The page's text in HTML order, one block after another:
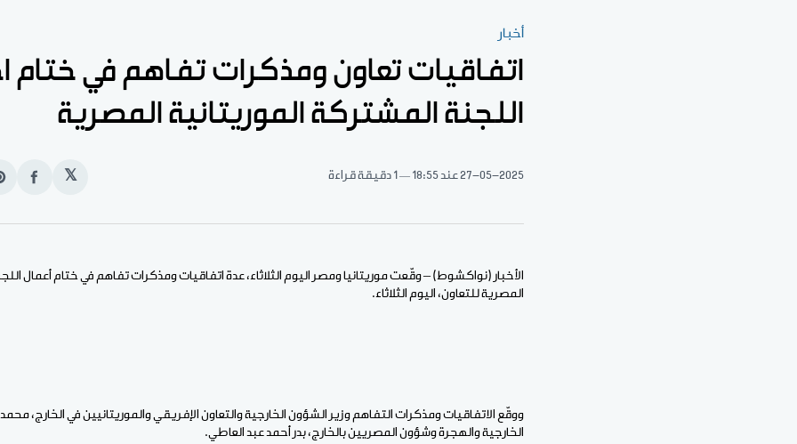
أخبار
اتفاقيات تعاون ومذكرات تفاهم في ختام
اللجنة المشتركة الموريتانية المصرية
27-05-2025عند 18:55 1 دقيقة قراءة 𝕏
انشر
الأخبار (نواكشوط) – وقّعت موريتانيا ومصر اليوم الثلاثاء، عدة اتفاقيات ومذكرات تفاهم في ختام أعمال
المصرية للتعاون، اليوم الثلاثاء.
ووقّع الاتفاقيات ومذكرات التفاهم وزير الشؤون الخارجية والتعاون الإفريقي والموريتانيين في الخارج،
الخارجية والهجرة وشؤون المصريين بالخارج، بدر أحمد عبد العاطي.